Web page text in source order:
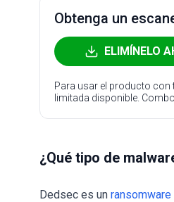
Obtenga un
ELIMÍNELO
Para usar el producto con
limitada disponible.
¿Qué tipo de
Dedsec es un ransomware